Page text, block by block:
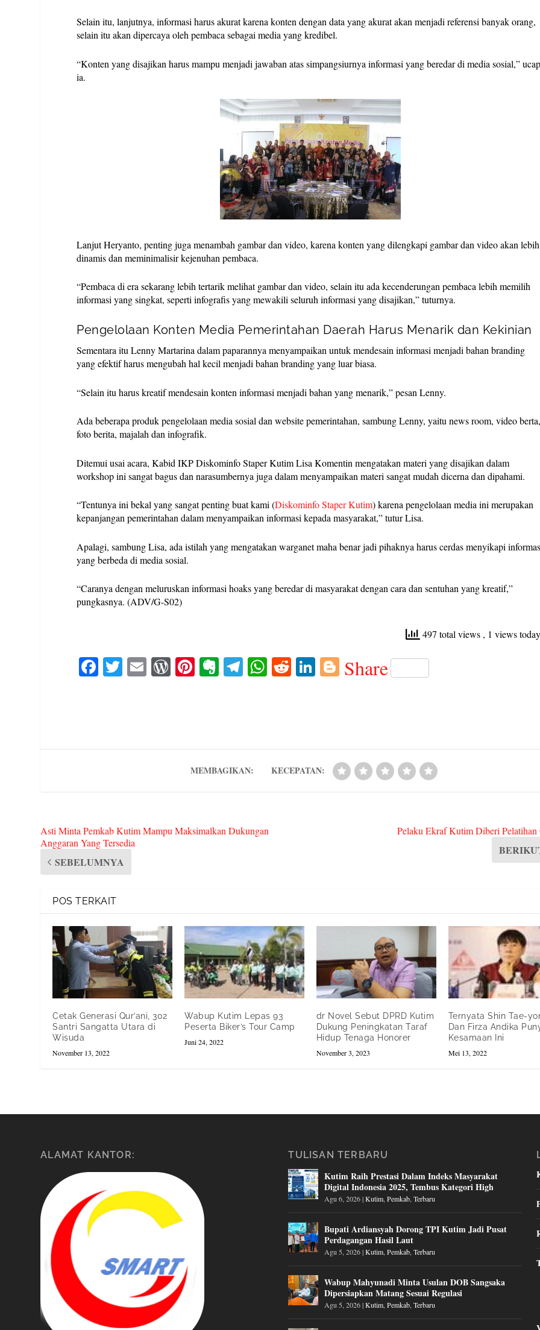
Selain itu, lanjutnya, informasi harus akurat karena konten dengan data yang akurat akan menjadi referensi banyak orang,
selain itu akan dipercaya oleh pembaca sebagai media yang kredibel.
“Konten yang disajikan harus mampu menjadi jawaban atas simpangsiurnya informasi yang beredar di media sosial,”
ia.
Lanjut Heryanto, penting juga menambah gambar dan video, karena konten yang dilengkapi gambar dan video akan lebih
dinamis dan meminimalisir kejenuhan pembaca.
“Pembaca di era sekarang lebih tertarik melihat gambar dan video, selain itu ada kecenderungan pembaca lebih memilih
informasi yang singkat, seperti infografis yang mewakili seluruh informasi yang disajikan,” tuturnya.
Pengelolaan Konten Media Pemerintahan Daerah Harus Menarik dan Kekinian
Sementara itu Lenny Martarina dalam paparannya menyampaikan untuk mendesain informasi menjadi bahan branding
yang efektif harus mengubah hal kecil menjadi bahan branding yang luar biasa.
“Selain itu harus kreatif mendesain konten informasi menjadi bahan yang menarik,” pesan Lenny.
Ada beberapa produk pengelolaan media sosial dan website pemerintahan, sambung Lenny, yaitu news room, video
foto berita, majalah dan infografik.
Ditemui usai acara, Kabid IKP Diskominfo Staper Kutim Lisa Komentin mengatakan materi yang disajikan dalam
workshop ini sangat bagus dan narasumbernya juga dalam menyampaikan materi sangat mudah dicerna dan dipahami.
“Tentunya ini bekal yang sangat penting buat kami (Diskominfo Staper Kutim) karena pengelolaan media ini merupakan
kepanjangan pemerintahan dalam menyampaikan informasi kepada masyarakat,” tutur Lisa.
Apalagi, sambung Lisa, ada istilah yang mengatakan warganet maha benar jadi pihaknya harus cerdas menyikapi
yang berbeda di media sosial.
“Caranya dengan meluruskan informasi hoaks yang beredar di masyarakat dengan cara dan sentuhan yang kreatif,”
pungkasnya. (ADV/G-S02)
497 total views , 1 views
Fa T E W
es
Pi
t
E
e
Te
m
W
pp
R Li Bl
Share
MEMBAGIKAN: KECEPATAN:
Asti Minta Pemkab Kutim Mampu Maksimalkan Dukungan
Anggaran Yang Tersedia
SEBELUMNYA
Pelaku Ekraf Kutim Diberi
POS TERKAIT
Cetak Generasi Qur’ani, 302
Santri Sangatta Utara di
Wisuda
November 13, 2022
Wabup Kutim Lepas 93
Peserta Biker’s Tour Camp
Juni 24, 2022
dr Novel Sebut DPRD Kutim
Dukung Peningkatan Taraf
Hidup Tenaga Honorer
November 3, 2023
Ternyata Shin Tae-
Dan Firza Andika
Kesamaan Ini
Mei 13, 2022
ALAMAT KANTOR: TULISAN TERBARU
Kutim Raih Prestasi Dalam Indeks Masyarakat
Digital Indonesia 2025, Tembus Kategori High
Agu 6, 2026|Kutim ,Pemkab ,Terbaru
Bupati Ardiansyah Dorong TPI Kutim Jadi Pusat
Perdagangan Hasil Laut
Agu 5, 2026|Kutim ,Pemkab ,Terbaru
Wabup Mahyunadi Minta Usulan DOB Sangsaka
Dipersiapkan Matang Sesuai Regulasi
Agu 5, 2026|Kutim ,Pemkab ,Terbaru